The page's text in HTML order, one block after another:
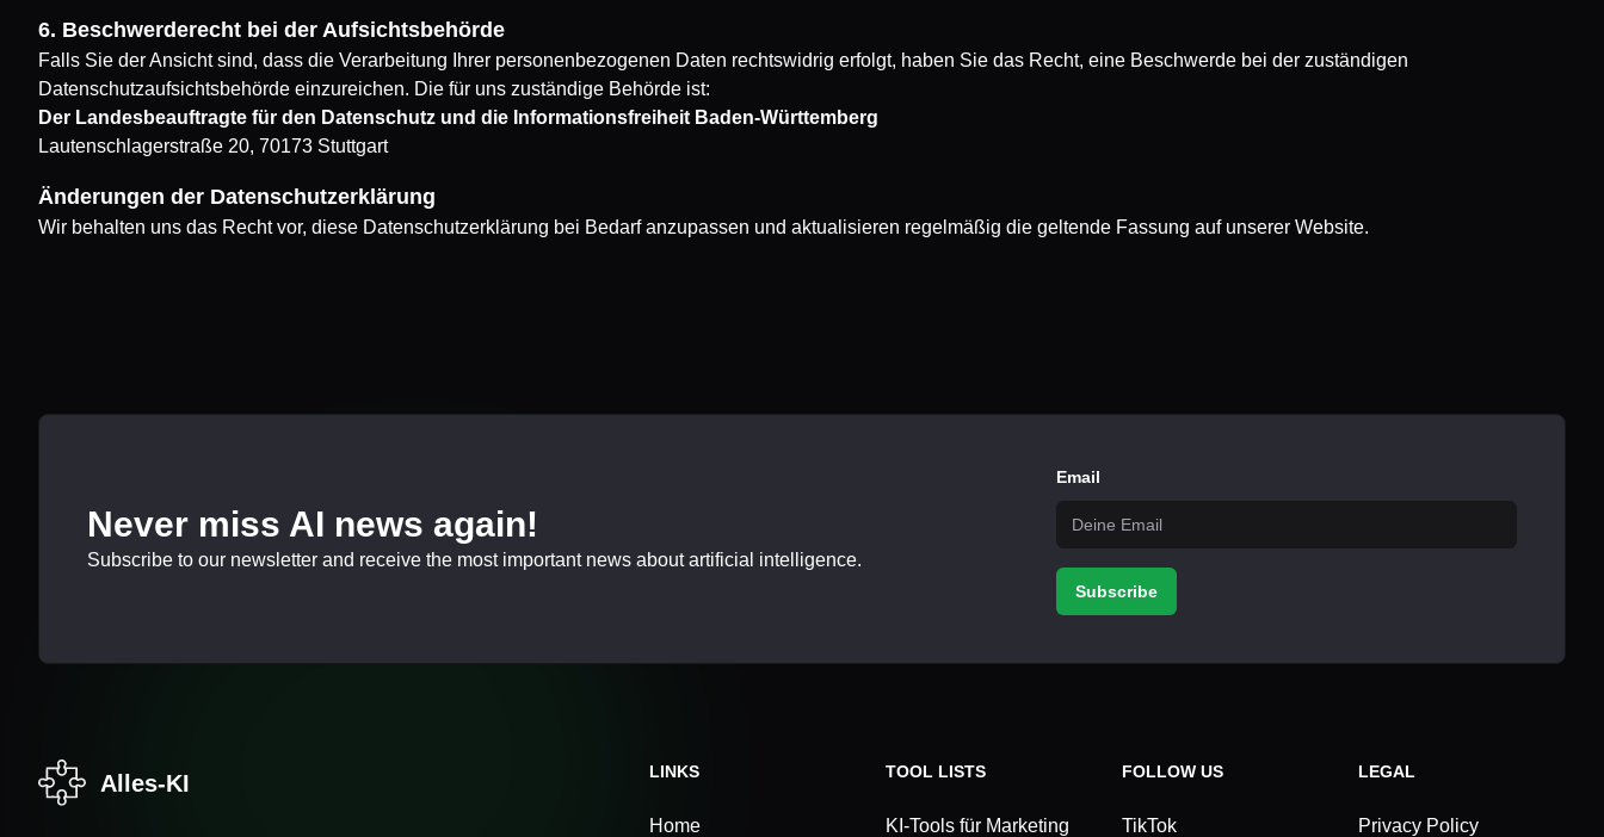
6. Beschwerderecht bei der Aufsichtsbehörde
Falls Sie der Ansicht sind, dass die Verarbeitung Ihrer personenbezogenen Daten rechtswidrig erfolgt, haben Sie das Recht, eine Beschwerde bei der zuständigen
Datenschutzaufsichtsbehörde einzureichen. Die für uns zuständige Behörde ist:
Der Landesbeauftragte für den Datenschutz und die Informationsfreiheit Baden-Württemberg
Lautenschlagerstraße 20, 70173 Stuttgart
Änderungen der Datenschutzerklärung
Wir behalten uns das Recht vor, diese Datenschutzerklärung bei Bedarf anzupassen und aktualisieren regelmäßig die geltende Fassung auf unserer Website.
Never miss AI news again!
Subscribe to our newsletter and receive the most important news about artificial intelligence.
Email
Subscribe
Alles-KI LINKS
Home
TOOL LISTS
KI-Tools für Marketing
FOLLOW US
TikTok
LEGAL
Privacy Policy